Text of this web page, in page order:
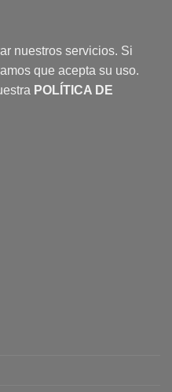
nuestros servicios. Si
que acepta su uso.
POLÍTICA DE